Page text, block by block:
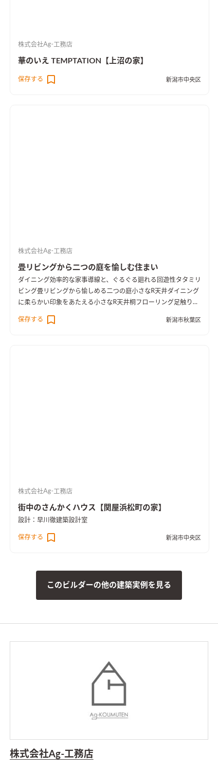
株式会社Ag-工務店
華のいえ TEMPTATION【上沼の家】
保存する 新潟市中央区
株式会社Ag-工務店
畳リビングから二つの庭を愉しむ住まい
ダイニング効率的な家事導線と、ぐるぐる廻れる回遊性タタミリ
ビング 畳リビングから愉しめる二つの庭小さなR天井ダイニング
に柔らかい印象をあたえる小さなR天井桐フローリング 足触りの
が１箇所に。洗濯導線を短縮できます
保存する 新潟市秋葉区
株式会社Ag-工務店
街中のさんかくハウス【関屋浜松町の家】
設計：早川徹建築設計室
保存する 新潟市中央区
このビルダーの他の建築実例を見る
株式会社Ag-工務店